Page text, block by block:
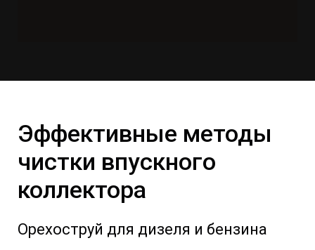
Эффективные методы
чистки впускного
коллектора
Орехоструй для дизеля и бензина